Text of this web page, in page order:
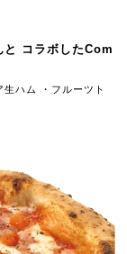
と
コラボしたCom
生ハム ・フルーツト